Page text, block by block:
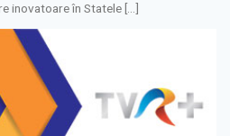
inovatoare în Statele […]